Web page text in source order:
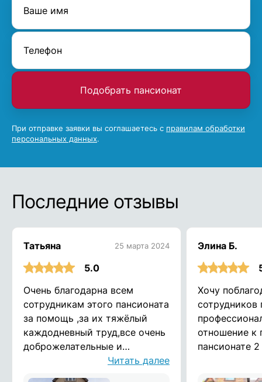
Подобрать пансионат
При отправке заявки вы соглашаетесь с правилам обработки
персональных данных.
Последние отзывы
Татьяна 25 марта 2024
5.0
Очень благодарна всем
сотрудникам этого пансионата
за помощь ,за их тяжёлый
каждодневный труд,все очень
доброжелательные и
душевные люди!дай Бог им
Читать далее
Элина Б.
Хочу
сотрудников
отношение
пансионате